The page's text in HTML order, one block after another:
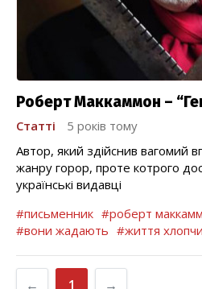
Роберт Маккаммон –
Статті
5 років тому
Автор, який здійснив вагомий
жанру горор, проте котрого
українські видавці
#письменник #роберт
#вони жадають #життя
← 1 →